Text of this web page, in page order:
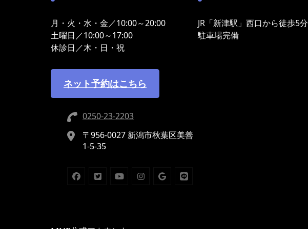
月・火・水・金／10:00～20:00
土曜日／10:00～17:00
休診日／木・日・祝
ネット予約はこちら
0250-23-2203
〒956-0027 新潟市秋葉区美善
1-5-35
JR「新津駅」西口から徒歩5分
駐車場完備